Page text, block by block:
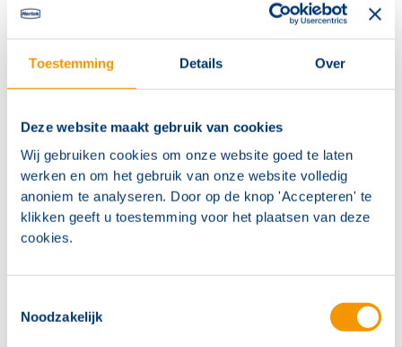
Toestemming Details Over
Deze website maakt gebruik van cookies
Wij gebruiken cookies om onze website goed te laten
werken en om het gebruik van onze website volledig
anoniem te analyseren. Door op de knop 'Accepteren' te
klikken geeft u toestemming voor het plaatsen van deze
cookies.
Noodzakelijk
Artikelnr.
Unilux serie gevelframe grijs